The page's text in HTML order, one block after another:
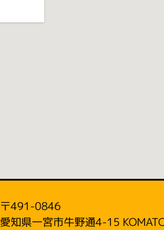
〒491-0846
愛知県一宮市牛野通4-15